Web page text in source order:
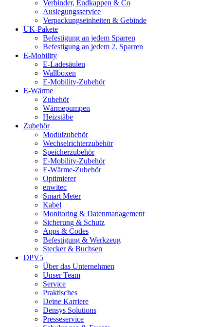
Verbinder, Endkappen & Co
Auslegungsservice
Verpackungseinheiten & Gebinde
UK-Pakete
Befestigung an jedem Sparren
Befestigung an jedem 2. Sparren
E-Mobility
E-Ladesäulen
Wallboxen
E-Mobility-Zubehör
E-Wärme
Zubehör
Wärmepumpen
Heizstäbe
Zubehör
Modulzubehör
Wechselrichterzubehör
Speicherzubehör
E-Mobility-Zubehör
E-Wärme-Zubehör
Optimierer
enwitec
Smart Meter
Kabel
Monitoring & Datenmanagement
Sicherung & Schutz
Apps & Codes
Befestigung & Werkzeug
Stecker & Buchsen
DPV5
Über das Unternehmen
Unser Team
Service
Praktisches
Deine Karriere
Densys Solutions
Presseservice